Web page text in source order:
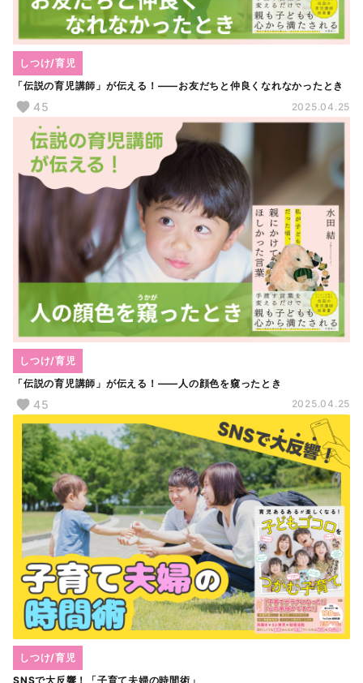
「伝説の育児講師」が伝える！――お友だちと仲良くなれなかったとき
しつけ/育児
45 2025.04.25
「伝説の育児講師」が伝える！――人の顔色を窺ったとき
しつけ/育児
45 2025.04.25
SNSで大反響！「子育て夫婦の時間術」
しつけ/育児